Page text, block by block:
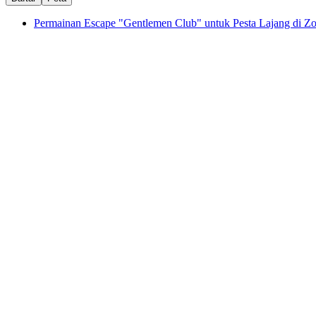
Permainan Escape "Gentlemen Club" untuk Pesta Lajang di